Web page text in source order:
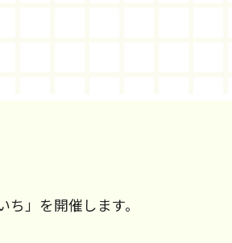
」を開催します。